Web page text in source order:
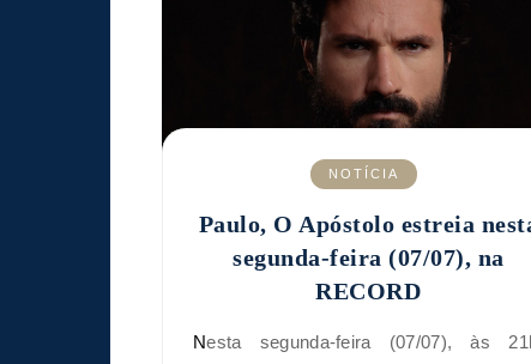
NOTÍCIA
Paulo, O Apóstolo estreia
segunda-feira (07/07), na
RECORD
Nesta segunda-feira (07/07), às 21h,